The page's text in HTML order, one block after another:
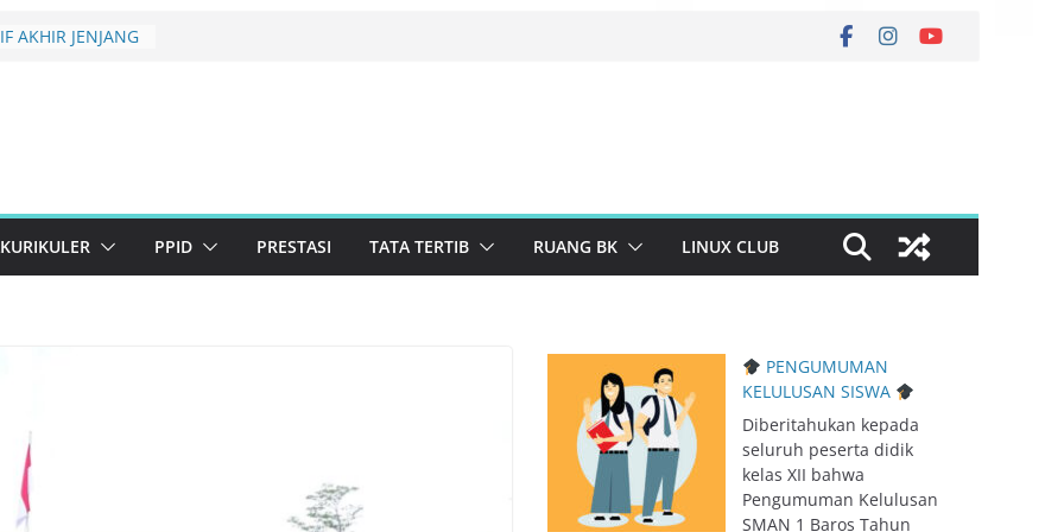
CREATIVE
TINGKAT
Konservasi
PPID PRESTASI TATA TERTIB RUANG BK LINUX CLUB
PENGUMUMAN
KELULUSAN SISWA
Diberitahukan kepada
seluruh peserta didik
kelas XII bahwa
Pengumuman Kelulusan
SMAN 1 Baros Tahun